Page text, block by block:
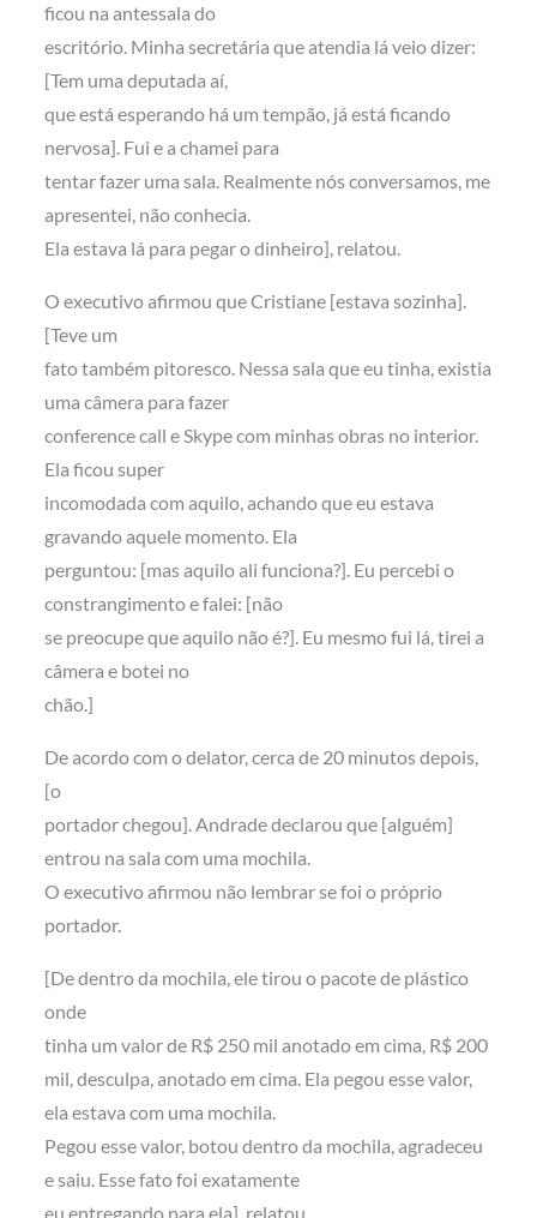
ficou na antessala do
escritório. Minha secretária que atendia lá veio dizer:
[Tem uma deputada aí,
que está esperando há um tempão, já está ficando
nervosa]. Fui e a chamei para
tentar fazer uma sala. Realmente nós conversamos, me
apresentei, não conhecia.
Ela estava lá para pegar o dinheiro], relatou.
O executivo afirmou que Cristiane [estava sozinha].
[Teve um
fato também pitoresco. Nessa sala que eu tinha, existia
uma câmera para fazer
conference call e Skype com minhas obras no interior.
Ela ficou super
incomodada com aquilo, achando que eu estava
gravando aquele momento. Ela
perguntou: [mas aquilo ali funciona?]. Eu percebi o
constrangimento e falei: [não
se preocupe que aquilo não é?]. Eu mesmo fui lá, tirei a
câmera e botei no
chão.]
De acordo com o delator, cerca de 20 minutos depois,
[o
portador chegou]. Andrade declarou que [alguém]
entrou na sala com uma mochila.
O executivo afirmou não lembrar se foi o próprio
portador.
[De dentro da mochila, ele tirou o pacote de plástico
onde
tinha um valor de R$ 250 mil anotado em cima, R$ 200
mil, desculpa, anotado em cima. Ela pegou esse valor,
ela estava com uma mochila.
Pegou esse valor, botou dentro da mochila, agradeceu
e saiu. Esse fato foi exatamente
eu entregando para ela], relatou.